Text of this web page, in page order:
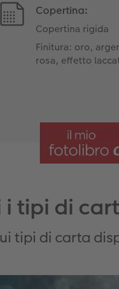
Copertina:
Copertina rigida
Finitura: oro,
rosa, effetto
i tipi di
tipi di carta